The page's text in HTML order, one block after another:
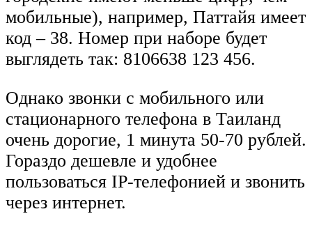
мобильные), например, Паттайя имеет
код – 38. Номер при наборе будет
выглядеть так: 8106638 123 456.
Однако звонки с мобильного или
стационарного телефона в Таиланд
очень дорогие, 1 минута 50-70 рублей.
Гораздо дешевле и удобнее
пользоваться IP-телефонией и звонить
через интернет.